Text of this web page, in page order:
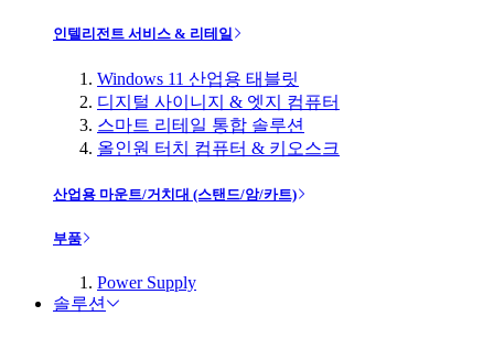
인텔리전트 서비스 & 리테일
Windows 11 산업용 태블릿
디지털 사이니지 & 엣지 컴퓨터
스마트 리테일 통합 솔루션
올인원 터치 컴퓨터 & 키오스크
산업용 마운트/거치대 (스탠드/암/카트)
부품
Power Supply
솔루션